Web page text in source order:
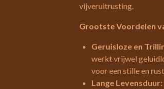
vijveruitrusting.
Grootste Voordelen
Geruisloze en
werkt vrijwel
voor een stille en
Lange Levensduur: